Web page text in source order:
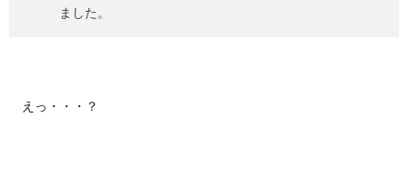
ました。
えっ・・・？